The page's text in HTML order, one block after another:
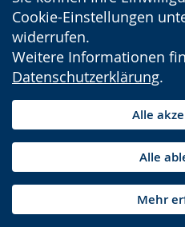
Cookie-Einstellungen
widerrufen.
Weitere Informationen
Datenschutzerklärung.
Alle
Alle
Mehr